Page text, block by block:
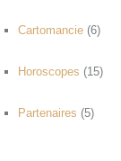
Cartomancie (6)
Horoscopes (15)
Partenaires (5)